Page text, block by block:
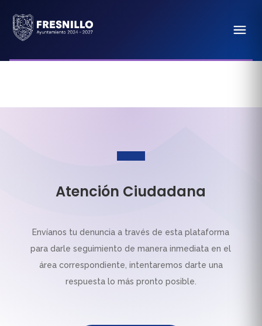
Atención Ciudadana
Envíanos tu denuncia a través de esta plataforma
para darle seguimiento de manera inmediata en el
área correspondiente, intentaremos darte una
respuesta lo más pronto posible.